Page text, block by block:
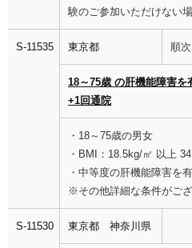
験のご参加いただけない
S-11535 東京都 順次
18～75歳 の肝機能障害
+1回通院
・18～75歳の男女
・BMI：18.5kg/㎡ 以上
・中等度の肝機能障害を
※その他詳細な条件がご
S-11530 東京都 神奈川県